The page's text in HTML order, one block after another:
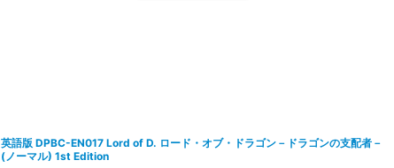
英語版 DPBC-EN017 Lord of D. ロード・オブ・ドラゴン－ドラゴンの支配者－
(ノーマル) 1st Edition